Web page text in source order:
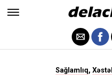
Sağlamlıq,